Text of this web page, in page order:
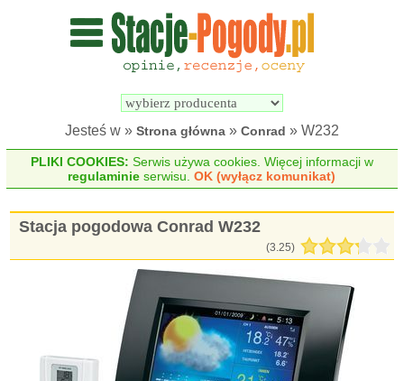
Wyszukiwarka
pogodowych
Jesteś w » Strona główna » Conrad » W232
PLIKI COOKIES: Serwis używa cookies. Więcej informacji w
regulaminie serwisu.OK (wyłącz komunikat)
Stacja pogodowa Conrad W232
(3.25)